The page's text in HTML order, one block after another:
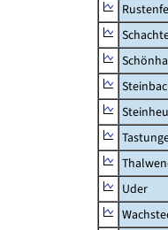
Uder